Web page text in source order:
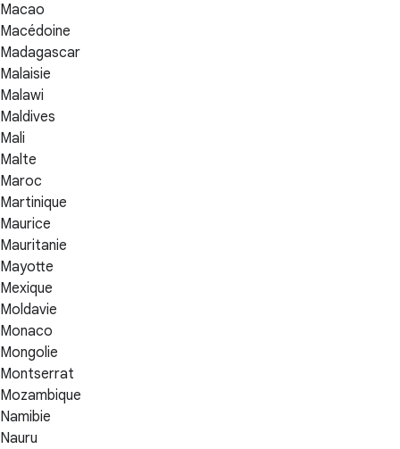
Macao
Macédoine
Madagascar
Malaisie
Malawi
Maldives
Mali
Malte
Maroc
Martinique
Maurice
Mauritanie
Mayotte
Mexique
Moldavie
Monaco
Mongolie
Montserrat
Mozambique
Namibie
Nauru